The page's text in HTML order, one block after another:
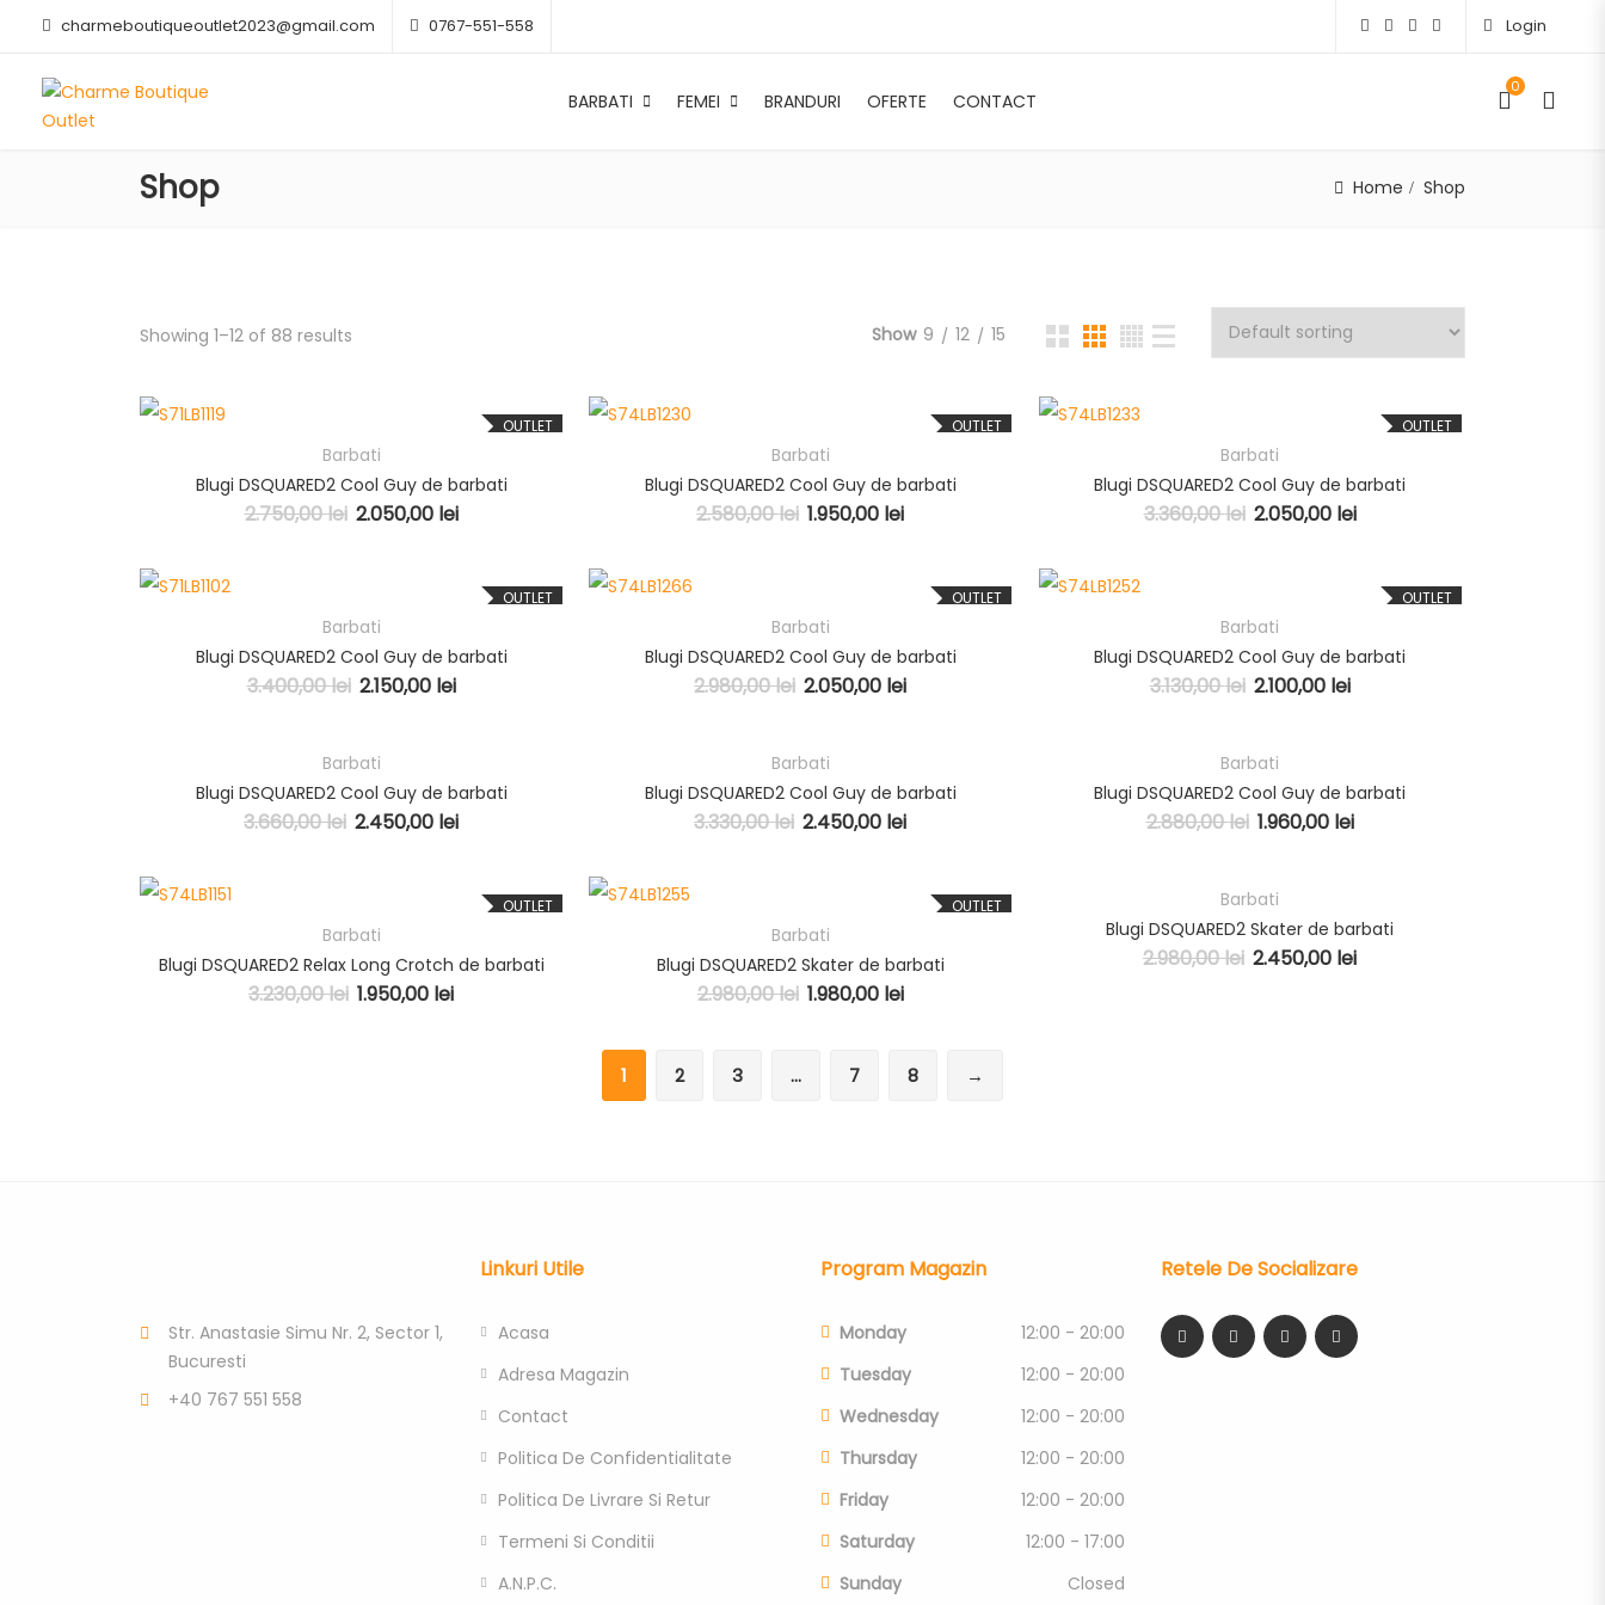
charmeboutiqueoutlet2023@gmail.com 0767-551-558 Login
BARBATI FEMEI BRANDURI OFERTE CONTACT
0
Shop Home Shop
Showing 1–12 of 88 results Show 9 12 15
OUTLET
Barbati
Blugi DSQUARED2 Cool Guy de barbati
2.750,00lei 2.050,00 lei
OUTLET
Barbati
Blugi DSQUARED2 Cool Guy de barbati
2.580,00lei 1.950,00 lei
OUTLET
Barbati
Blugi DSQUARED2 Cool Guy de barbati
3.360,00lei 2.050,00 lei
OUTLET
Barbati
Blugi DSQUARED2 Cool Guy de barbati
3.400,00lei 2.150,00 lei
OUTLET
Barbati
Blugi DSQUARED2 Cool Guy de barbati
2.980,00lei 2.050,00 lei
OUTLET
Barbati
Blugi DSQUARED2 Cool Guy de barbati
3.130,00lei 2.100,00 lei
Barbati
Blugi DSQUARED2 Cool Guy de barbati
3.660,00lei 2.450,00 lei
Barbati
Blugi DSQUARED2 Cool Guy de barbati
3.330,00lei 2.450,00 lei
Barbati
Blugi DSQUARED2 Cool Guy de barbati
2.880,00lei 1.960,00 lei
OUTLET
Barbati
Blugi DSQUARED2 Relax Long Crotch de barbati
3.230,00lei 1.950,00 lei
OUTLET
Barbati
Blugi DSQUARED2 Skater de barbati
2.980,00lei 1.980,00 lei
Barbati
Blugi DSQUARED2 Skater de barbati
2.980,00lei 2.450,00 lei
1 2 3 … 7 8 →
Str. Anastasie Simu Nr. 2, Sector 1,
Bucuresti
+40 767 551 558
Linkuri Utile
Acasa
Adresa Magazin
Contact
Politica De Confidentialitate
Politica De Livrare Si Retur
Termeni Si Conditii
A.N.P.C.
Program Magazin
Monday
12:00 - 20:00
Tuesday
12:00 - 20:00
Wednesday
12:00 - 20:00
Thursday
12:00 - 20:00
Friday
12:00 - 20:00
Saturday
12:00 - 17:00
Sunday
Closed
Retele De Socializare